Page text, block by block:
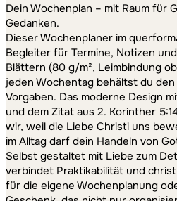
Dein Wochenplan – mit Raum für
Gedanken.
Dieser Wochenplaner im
Begleiter für Termine, Notizen
Blättern (80 g/m², Leimbindung
jeden Wochentag behältst du
Vorgaben. Das moderne Design
und dem Zitat aus 2. Korinther
wir, weil die Liebe Christi uns
im Alltag darf dein Handeln von
Selbst gestaltet mit Liebe zum
verbindet Praktikabilität und
für die eigene Wochenplanung